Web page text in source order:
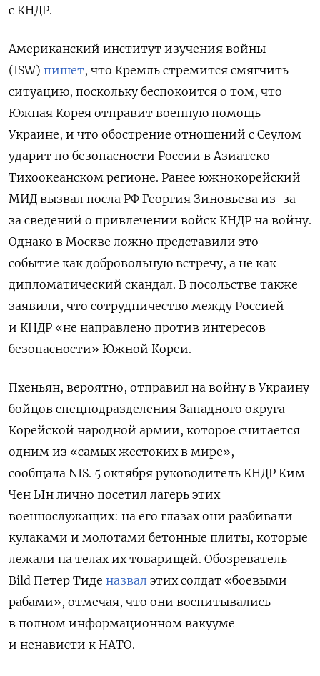
с КНДР.
Американский институт изучения войны
(ISW) пишет, что Кремль стремится смягчить
ситуацию, поскольку беспокоится о том, что
Южная Корея отправит военную помощь
Украине, и что обострение отношений с Сеулом
ударит по безопасности России в Азиатско-
Тихоокеанском регионе. Ранее южнокорейский
МИД вызвал посла РФ Георгия Зиновьева из-за
за сведений о привлечении войск КНДР на войну.
Однако в Москве ложно представили это
событие как добровольную встречу, а не как
дипломатический скандал. В посольстве также
заявили, что сотрудничество между Россией
и КНДР «не направлено против интересов
безопасности» Южной Кореи.
Пхеньян, вероятно, отправил на войну в Украину
бойцов спецподразделения Западного округа
Корейской народной армии, которое считается
одним из «самых жестоких в мире»,
сообщала NIS. 5 октября руководитель КНДР Ким
Чен Ын лично посетил лагерь этих
военнослужащих: на его глазах они разбивали
кулаками и молотами бетонные плиты, которые
лежали на телах их товарищей. Обозреватель
Bild Петер Тиде назвал этих солдат «боевыми
рабами», отмечая, что они воспитывались
в полном информационном вакууме
и ненависти к НАТО.